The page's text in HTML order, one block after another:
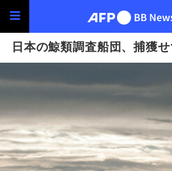
日本の鯨類調査船団、捕獲